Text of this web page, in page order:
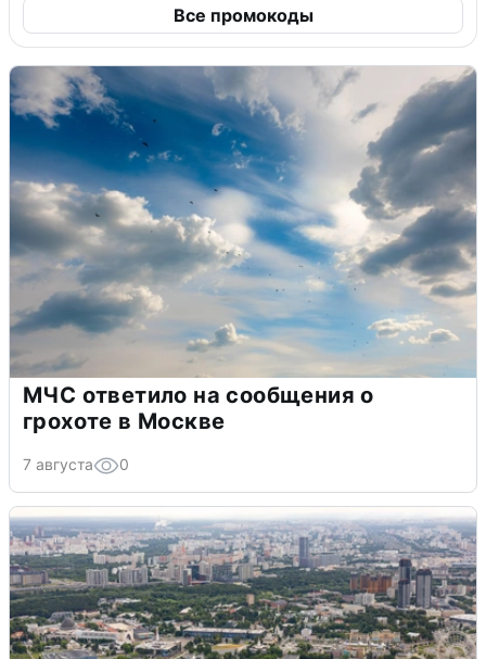
Все промокоды
МЧС ответило на сообщения о
грохоте в Москве
7 августа 0